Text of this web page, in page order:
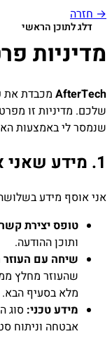
דלג לתוכן הראשי
→ חזרה
מדיניות
AfterTech מכבדת את
שלכם. מדיניות זו
שנמסר לי באמצעות
1. מידע שאני אוסף
אני אוסף מידע
טופס יצירת
ותוכן ההודעה.
שיחה עם
שהעוזר מחלץ
מלא בסעיף הבא.
מידע טכני:
אבטחה וניתוח